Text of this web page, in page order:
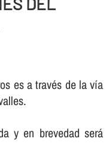
es a través de la vía
y en brevedad será